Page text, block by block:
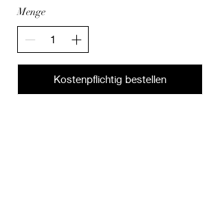
Menge
Kostenpflichtig bestellen